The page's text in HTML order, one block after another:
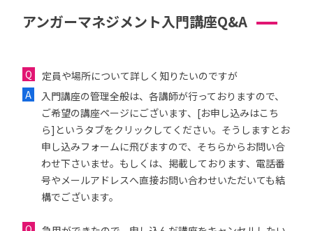
アンガーマネジメント入門講座Q&A
定員や場所について詳しく知りたいのですが
入門講座の管理全般は、各講師が行っておりますので、
ご希望の講座ページにございます、[お申し込みはこち
ら]というタブをクリックしてください。そうしますとお
申し込みフォームに飛びますので、そちらからお問い合
わせ下さいませ。もしくは、掲載しております、電話番
号やメールアドレスへ直接お問い合わせいただいても結
構でございます。